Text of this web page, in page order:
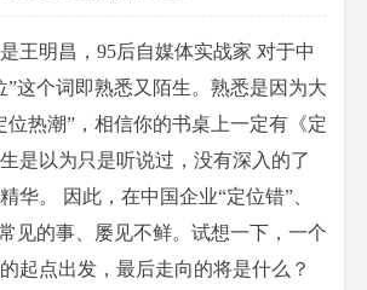
王明昌，95后自媒体实战家 对于中
”这个词即熟悉又陌生。熟悉是因为大
位热潮”，相信你的书桌上一定有《定
是以为只是听说过，没有深入的了
华。 因此，在中国企业“定位错”、
见的事、屡见不鲜。试想一下，一个
起点出发，最后走向的将是什么？